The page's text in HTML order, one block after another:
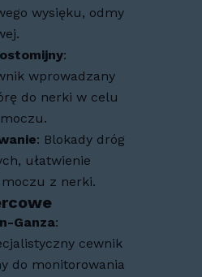
wysięku, odmy
:
wprowadzany
do nerki w celu
: Blokady dróg
ułatwienie
moczu z nerki.
Ganza:
cewnik
do monitorowania